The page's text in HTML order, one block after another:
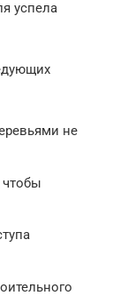
успела
не